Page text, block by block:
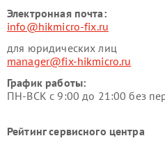
Электронная почта:
info@hikmicro-fix.ru
для юридических лиц
manager@fix-hikmicro.ru
График работы:
ПН-ВСК с 9:00 до 21:00 без
Рейтинг сервисного центра